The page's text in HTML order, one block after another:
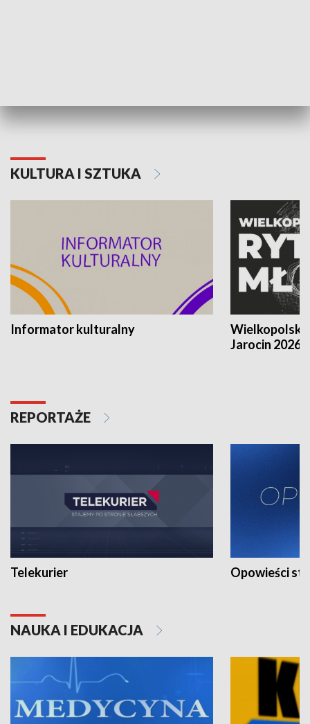
KULTURA I SZTUKA
Informator kulturalny
Jarocin 2026
REPORTAŻE
Telekurier Opowieści
NAUKA I EDUKACJA